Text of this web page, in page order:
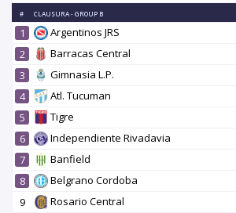
# CLAUSURA - GROUP B
1 Argentinos JRS
2
Barracas Central
3
Gimnasia L.P.
4
Atl. Tucuman
5
Tigre
6
Independiente Rivadavia
7
Banfield
8
Belgrano Cordoba
9
Rosario Central